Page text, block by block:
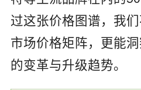
过这张价格图谱，我
市场价格矩阵，更能
的变革与升级趋势。